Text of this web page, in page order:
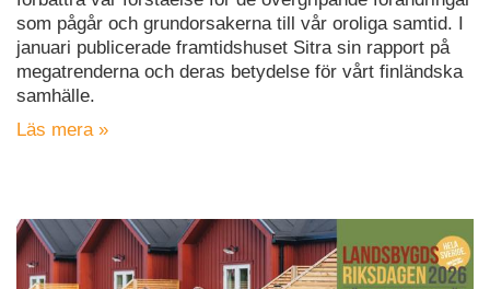
som pågår och grundorsakerna till vår oroliga samtid. I
januari publicerade framtidshuset Sitra sin rapport på
megatrenderna och deras betydelse för vårt finländska
samhälle.
Läs mera »